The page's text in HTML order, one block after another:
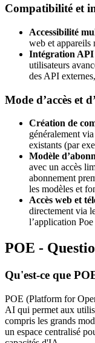
Compatibilité et
Accessibilité
web et
Intégration API
utilisateurs
des API
Mode d’accès et
Création de
généralement
existants (par
Modèle
avec un accès
abonnement
les modèles et
Accès web et
directement via
l’application
POE -
Qu'est-ce que
POE (Platform for
AI qui permet aux
compris les grands
un espace centralisé